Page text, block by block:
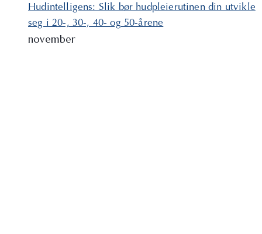
Hudintelligens: Slik bør hudpleierutinen din utvikle
seg i 20-, 30-, 40- og 50-årene
november